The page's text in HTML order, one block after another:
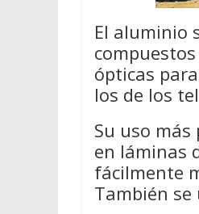
El aluminio
ópticas
los de los
Su uso
en láminas
fácilmente
También